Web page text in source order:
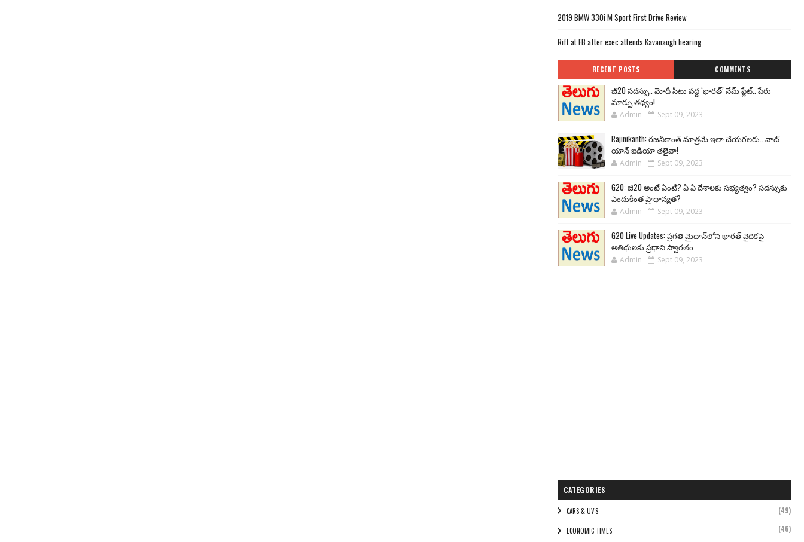
2019 BMW 330i M Sport First Drive Review
Rift at FB after exec attends Kavanaugh hearing
RECENT POSTS COMMENTS
జీ20 సదస్సు.. మోదీ సీటు వద్ద ‘భారత్’ నేమ్ ప్లేట్‌.. పేరు
మార్పు తథ్యం!
Admin Sept 09, 2023
Rajinikanth: రజనీకాంత్ మాత్రమే ఇలా చేయగలరు.. వాట్
యాన్ ఐడియా తలైవా!
Admin Sept 09, 2023
G20: జీ20 అంటే ఏంటి? ఏ ఏ దేశాలకు సభ్యత్వం? సదస్సుకు
ఎందుకింత ప్రాధాన్యత?
Admin Sept 09, 2023
G20 Live Updates: ప్రగతి మైదాన్‌లోని భారత్ వైదికపై
అతిథులకు ప్రధాని స్వాగతం
Admin Sept 09, 2023
CATEGORIES
CARS & UV'S (49)
ECONOMIC TIMES (46)